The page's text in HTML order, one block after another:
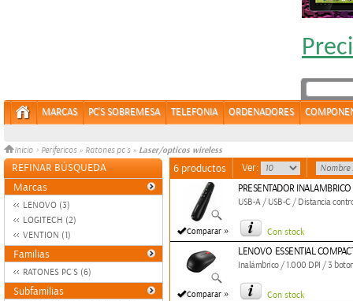
MARCAS PC'S SOBREMESA TELEFONIA ORDENADORES
Inicio > Perifericos » Ratones pc´s » Laser/opticos wireless
REFINAR BÚSQUEDA
Marcas
LENOVO (3)
LOGITECH (2)
VENTION (1)
Familias
RATONES PC´S (6)
Subfamilias
6 productos Ver:
Comparar »
PRESENTADOR
USB-A / USB-C / Distancia
Con stock
Comparar »
LENOVO ESSENTIAL
Inalámbrico / 1.000 DPI / 3
Con stock